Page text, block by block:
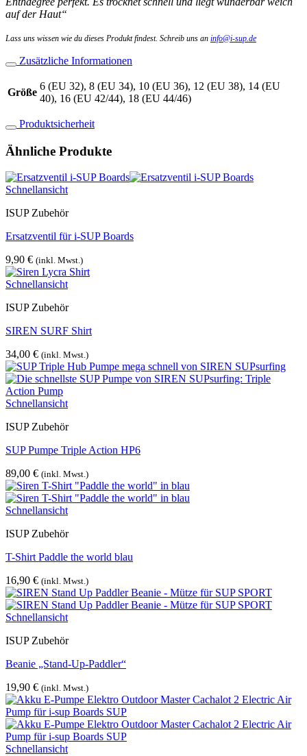
auf der Haut“
Lass uns wissen wie du dieses Produkt findest. Schreib uns an info@i-sup.de
Zusätzliche Informationen
Größe
6 (EU 32), 8 (EU 34), 10 (EU 36), 12 (EU 38), 14 (EU
40), 16 (EU 42/44), 18 (EU 44/46)
Produktsicherheit
Ähnliche Produkte
Schnellansicht
ISUP Zubehör
Ersatzventil für i-SUP Boards
9,90 € (inkl. Mwst.)
Schnellansicht
ISUP Zubehör
SIREN SURF Shirt
34,00 € (inkl. Mwst.)
Schnellansicht
ISUP Zubehör
SUP Pumpe Triple Action HP6
89,00 € (inkl. Mwst.)
Schnellansicht
ISUP Zubehör
T-Shirt Paddle the world blau
16,90 € (inkl. Mwst.)
Schnellansicht
ISUP Zubehör
Beanie „Stand-Up-Paddler“
19,90 € (inkl. Mwst.)
Schnellansicht